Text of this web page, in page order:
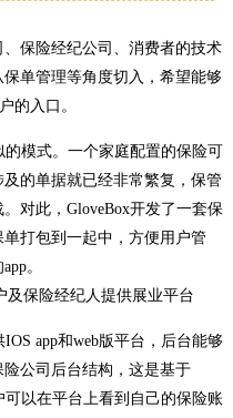
保险经纪公司、消费者的技术
单管理等角度切入，希望能够
的入口。
的模式。一个家庭配置的保险可
的单据就已经非常繁复，保管
对此，GloveBox开发了一套保
打包到一起中，方便用户管
。
app和web版平台，后台能够
公司后台结构，这是基于
以在平台上看到自己的保险账